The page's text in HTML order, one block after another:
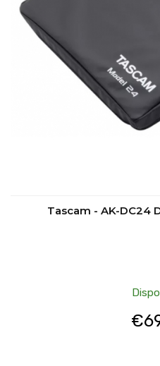
Tascam - AK-DC24
€